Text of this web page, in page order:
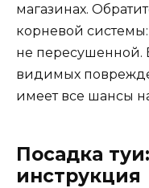
магазинах.
корневой
не пересушенной.
видимых
имеет все шансы
Посадка
инструкция